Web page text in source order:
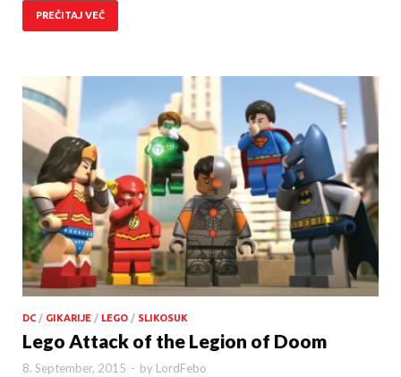
PREČITAJ VEČ
DC / GIKARIJE / LEGO / SLIKOSUK
Lego Attack of the Legion of Doom
8. September, 2015 - by LordFebo